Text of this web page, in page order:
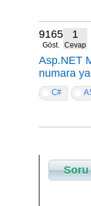
9165
Göst.
1
Cevap
Asp.NET
numara
C#
Soru